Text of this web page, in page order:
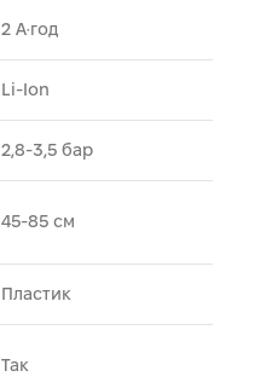
2 А·год
Li-Ion
2,8-3,5 бар
45-85 см
Пластик
Так